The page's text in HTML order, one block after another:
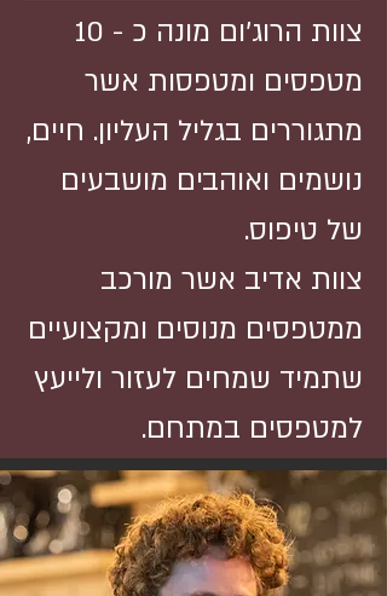
צוות הרוג'ום מונה כ - 10
מטפסים ומטפסות אשר
מתגוררים בגליל העליון. חיים,
נושמים ואוהבים מושבעים
של טיפוס.
צוות אדיב אשר מורכב
ממטפסים מנוסים ומקצועיים
שתמיד שמחים לעזור ולייעץ
למטפסים במתחם.